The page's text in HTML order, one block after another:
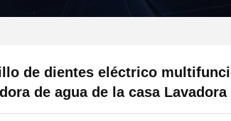
de dientes eléctrico
de agua de la casa